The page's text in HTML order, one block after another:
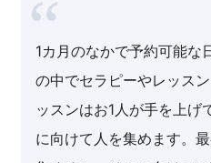
1カ月のなかで予約可能な
の中でセラピーやレッス
ッスンはお1人が手を上げ
に向けて人を集めます。